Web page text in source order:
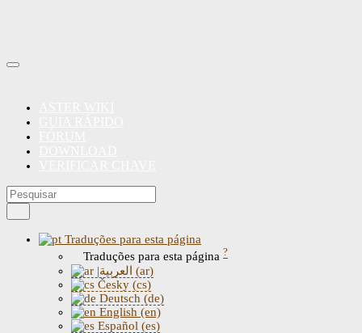
Traduções para esta página
Traduções para esta página ?
|العربية (ar)
Česky (cs)
Deutsch (de)
English (en)
Español (es)